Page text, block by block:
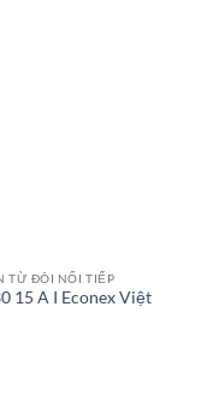
TỪ ĐÔI NỐI TIẾP
15 A I Econex Việt